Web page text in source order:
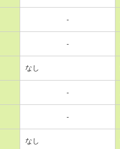
-
-
なし
-
-
なし